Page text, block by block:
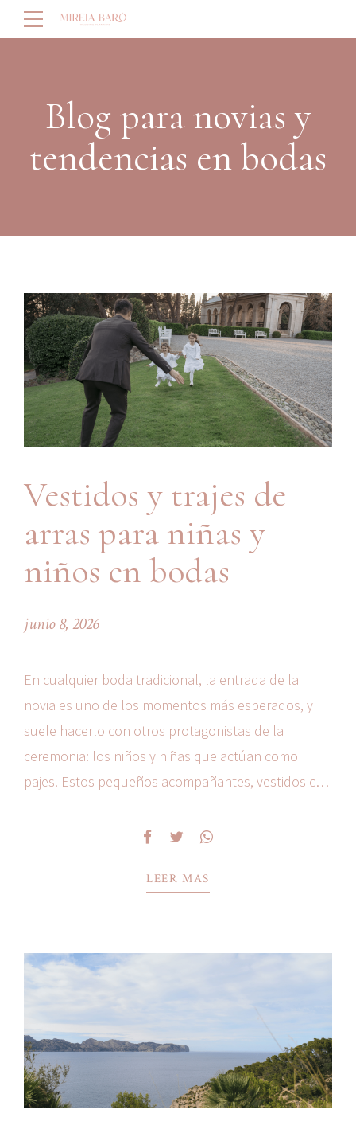
Blog para novias y
tendencias en bodas
Vestidos y trajes de
arras para niñas y
niños en bodas
junio 8, 2026
En cualquier boda tradicional, la entrada de la
novia es uno de los momentos más esperados, y
suele hacerlo con otros protagonistas de la
ceremonia: los niños y niñas que actúan como
pajes. Estos pequeños acompañantes, vestidos con
toque de magia al gran día. La figura de los...
LEER MAS